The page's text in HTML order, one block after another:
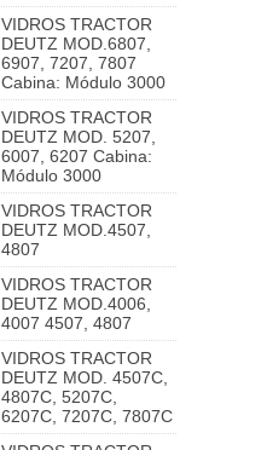
VIDROS TRACTOR
DEUTZ MOD.6807,
6907, 7207, 7807
Cabina: Módulo 3000
VIDROS TRACTOR
DEUTZ MOD. 5207,
6007, 6207 Cabina:
Módulo 3000
VIDROS TRACTOR
DEUTZ MOD.4507,
4807
VIDROS TRACTOR
DEUTZ MOD.4006,
4007 4507, 4807
VIDROS TRACTOR
DEUTZ MOD. 4507C,
4807C, 5207C,
6207C, 7207C, 7807C